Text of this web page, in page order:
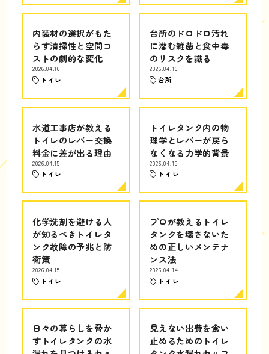
内装材の選択がもた
らす清掃性と空間コ
ストの劇的な変化
2026.04.16
トイレ
台所のドロドロ汚れ
に潜む雑菌と食中毒
のリスクを識る
2026.04.16
台所
水道工事店が教える
トイレのレバー交換
料金に差が出る理由
2026.04.15
トイレ
トイレタンク内の物
理学とレバーが戻ら
なくなる力学的背景
2026.04.15
トイレ
化学洗剤を避ける人
が知るべきトイレタ
ンク故障の予兆と防
衛策
2026.04.15
トイレ
プロが教えるトイレ
タンクを壊さないた
めの正しいメンテナ
ンス法
2026.04.14
トイレ
日々の暮らしを脅か
すトイレタンクの水
見えない出費を食い
止めるためのトイレ